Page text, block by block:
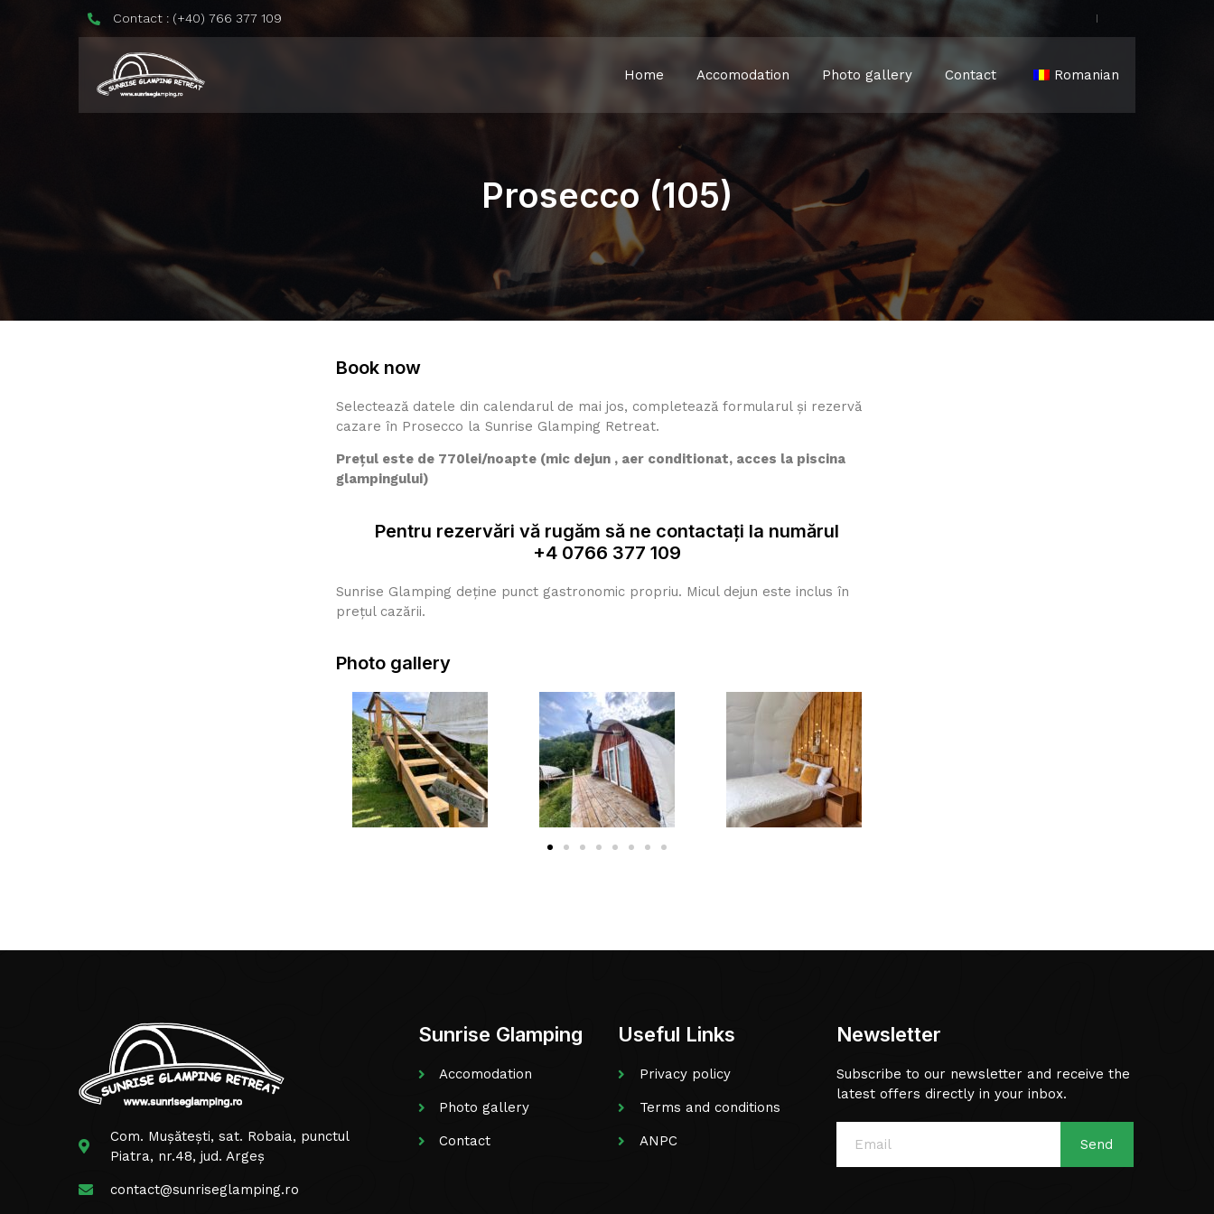
Contact : (+40) 766 377 109
Home Accomodation Photo gallery Contact Romanian
Prosecco (105)
Book now
Selectează datele din calendarul de mai jos, completează formularul și rezervă
cazare în Prosecco la Sunrise Glamping Retreat.
Prețul este de 770lei/noapte (mic dejun , aer conditionat, acces la piscina
glampingului)
Pentru rezervări vă rugăm să ne contactați la numărul
+4 0766 377 109
Sunrise Glamping deține punct gastronomic propriu. Micul dejun este inclus în
prețul cazării.
Photo gallery
Com. Mușătești, sat. Robaia, punctul
Piatra, nr.48, jud. Argeș
contact@sunriseglamping.ro
Sunrise Glamping
Accomodation
Photo gallery
Contact
Useful Links
Privacy policy
Terms and conditions
ANPC
Newsletter
Subscribe to our newsletter and receive the
latest offers directly in your inbox.
Send